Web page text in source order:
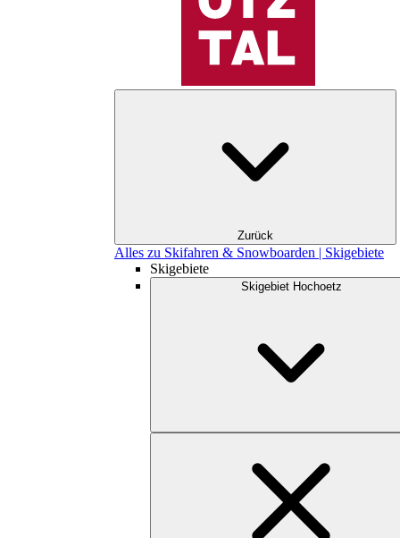
Zurück
Alles zu Skifahren & Snowboarden | Skigebiete
Skigebiete
Skigebiet Hochoetz